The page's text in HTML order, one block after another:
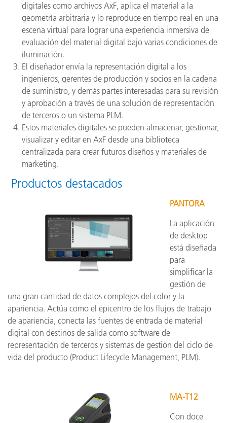
digitales como archivos AxF, aplica el material a la
geometría arbitraria y lo reproduce en tiempo real en una
escena virtual para lograr una experiencia inmersiva de
evaluación del material digital bajo varias condiciones de
iluminación.
El diseñador envía la representación digital a los
ingenieros, gerentes de producción y socios en la cadena
de suministro, y demás partes interesadas para su revisión
y aprobación a través de una solución de representación
de terceros o un sistema PLM.
Estos materiales digitales se pueden almacenar, gestionar,
visualizar y editar en AxF desde una biblioteca
centralizada para crear futuros diseños y materiales de
marketing.
Productos destacados
PANTORA
La aplicación
de desktop
está diseñada
para
simplificar la
gestión de
una gran cantidad de datos complejos del color y la
apariencia. Actúa como el epicentro de los flujos de trabajo
de apariencia, conecta las fuentes de entrada de material
digital con destinos de salida como software de
representación de terceros y sistemas de gestión del ciclo de
vida del producto (Product Lifecycle Management, PLM).
MA-T12
Con doce